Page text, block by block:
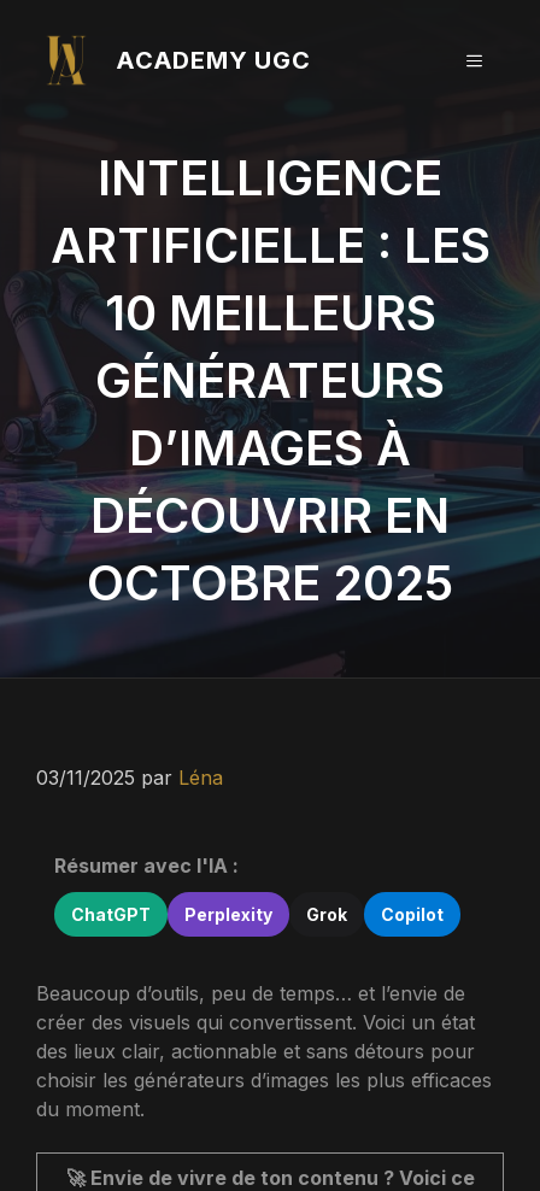
contenu
ACADEMY UGC MENU
INTELLIGENCE
ARTIFICIELLE : LES
10 MEILLEURS
GÉNÉRATEURS
D’IMAGES À
DÉCOUVRIR EN
OCTOBRE 2025
03/11/2025 par Léna
Résumer avec l'IA :
ChatGPT Perplexity Grok Copilot
Beaucoup d’outils, peu de temps… et l’envie de
créer des visuels qui convertissent. Voici un état
des lieux clair, actionnable et sans détours pour
choisir les générateurs d’images les plus efficaces
du moment.
🚀 Envie de vivre de ton contenu ? Voici ce